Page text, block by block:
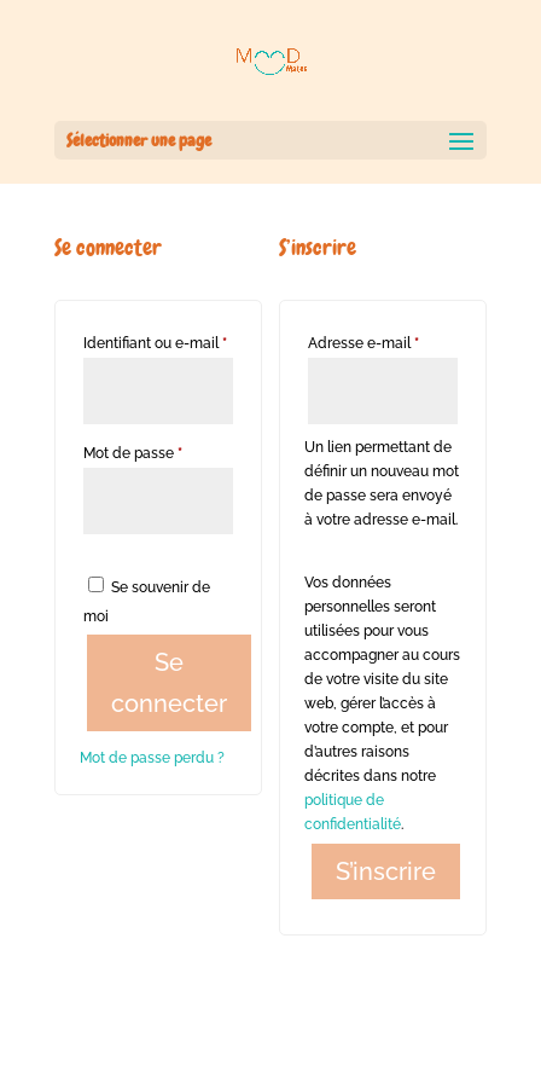
Sélectionner une page
Se connecter
Identifiant ou e-mail*Obligatoire
Mot de passe *Obligatoire
Se souvenir de
moi
Se
connecter
Mot de passe perdu ?
S’inscrire
Adresse e-mail*Obligatoire
Un lien permettant de
définir un nouveau mot
de passe sera envoyé
à votre adresse e-mail.
Vos données
personnelles seront
utilisées pour vous
accompagner au cours
de votre visite du site
web, gérer l’accès à
votre compte, et pour
d’autres raisons
décrites dans notre
politique de
confidentialité.
S’inscrire